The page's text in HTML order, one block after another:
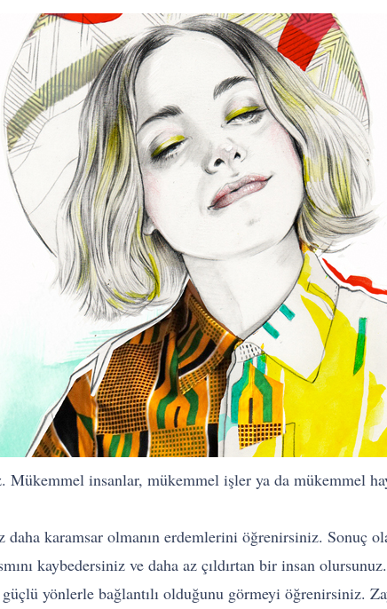
Mükemmel insanlar, mükemmel işler ya da mükemmel
karamsar olmanın erdemlerini öğrenirsiniz. Sonuç
kaybedersiniz ve daha az çıldırtan bir insan olursunuz.
yönlerle bağlantılı olduğunu görmeyi öğrenirsiniz.